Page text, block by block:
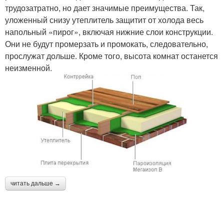
трудозатратно, но дает значимые преимущества. Так,
уложенный снизу утеплитель защитит от холода весь
напольный «пирог», включая нижние слои конструкции.
Они не будут промерзать и промокать, следовательно,
прослужат дольше. Кроме того, высота комнат останется
неизменной.
читать дальше →